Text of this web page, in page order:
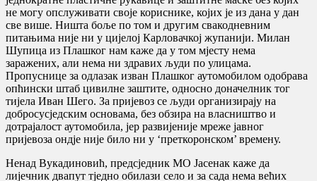
не могу опслуживати своје кориснике, којих је из дана у дан
све више. Ништа боље по том и другим свакодневним
питањима није ни у цијелој Карловачкој жупанији. Милан
Шупица из Плашког нам каже да у том мјесту нема
заражених, али нема ни здравих људи по улицама.
Пропуснице за одлазак изван Плашког аутомобилом одобрава
опћински штаб цивилне заштите, односно доначелник тог
тијела Иван Шего. За пријевоз се људи организирају на
добросусједским основама, без обзира на власништво и
дотрајалост аутомобила, јер развијеније мреже јавног
пријевоза ондје није било ни у ‘преткоронском’ времену.
Ненад Вукадиновић, предсједник МО Јасенак каже да
лијечник двапут тједно обилази село и за сада нема већих